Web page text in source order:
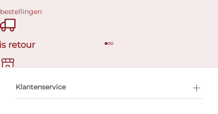
retour
afspraak
Klantenservice